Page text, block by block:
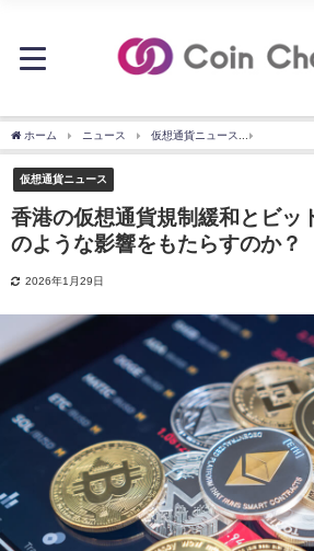
ホーム ニュース 仮想通貨ニュース
仮想通貨ニュース
香港の仮想通貨規制緩和とビッ
のような影響をもたらすのか？
2026年1月29日